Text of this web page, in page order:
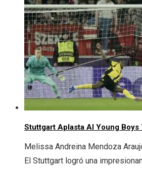
Stuttgart Aplasta Al Young Boys
Melissa Andreina Mendoza
El Stuttgart logró una